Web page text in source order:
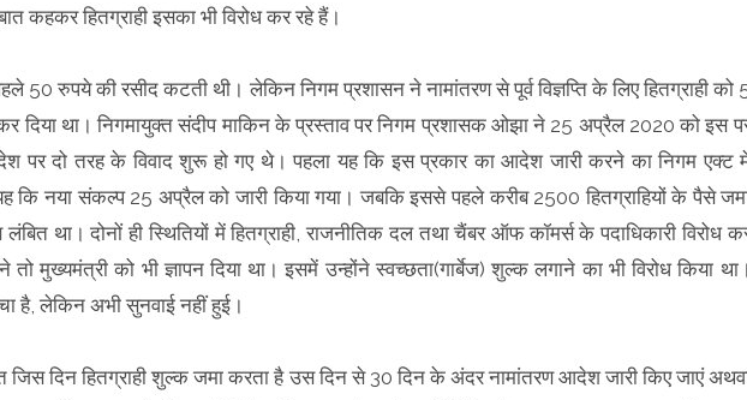
कहकर हितग्राही इसका भी विरोध कर रहे हैं।
50 रुपये की रसीद कटती थी। लेकिन निगम प्रशासन ने नामांतरण से पूर्व विज्ञप्ति के लिए हितग्राही को
दिया था। निगमायुक्त संदीप माकिन के प्रस्ताव पर निगम प्रशासक ओझा ने 25 अप्रैल 2020 को इस
पर दो तरह के विवाद शुरू हो गए थे। पहला यह कि इस प्रकार का आदेश जारी करने का निगम एक्ट
कि नया संकल्प 25 अप्रैल को जारी किया गया। जबकि इससे पहले करीब 2500 हितग्राहियों के पैसे
था। दोनों ही स्थितियों में हितग्राही, राजनीतिक दल तथा चैंबर ऑफ कॉमर्स के पदाधिकारी विरोध
मुख्यमंत्री को भी ज्ञापन दिया था। इसमें उन्होंने स्वच्छता(गार्बेज) शुल्क लगाने का भी विरोध किया
है, लेकिन अभी सुनवाई नहीं हुई।
जिस दिन हितग्राही शुल्क जमा करता है उस दिन से 30 दिन के अंदर नामांतरण आदेश जारी किए जाएं